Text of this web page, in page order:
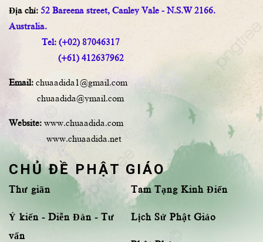
Địa chỉ: 52 Bareena street, Canley Vale - N.S.W 2166.
Australia.
Tel: (+02) 87046317
(+61) 412637962
Email: chuaadida1@gmail.com
chuaadida@ymail.com
Website: www.chuaadida.com
www.chuaadida.net
CHỦ ĐỀ PHẬT GIÁO
Thư giãn
Ý kiến - Diễn Đàn - Tư
vấn
Tam Tạng Kinh Điển
Lịch Sử Phật Giáo